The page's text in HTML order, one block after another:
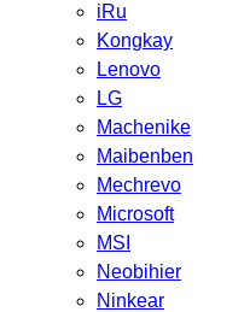
iRu
Kongkay
Lenovo
LG
Machenike
Maibenben
Mechrevo
Microsoft
MSI
Neobihier
Ninkear